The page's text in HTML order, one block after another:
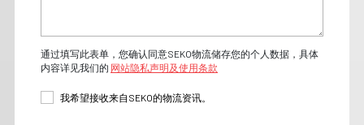
通过填写此表单，您确认同意SEKO物流储存您的个人数据，具体
内容详见我们的 网站隐私声明及使用条款
我希望接收来自SEKO的物流资讯。